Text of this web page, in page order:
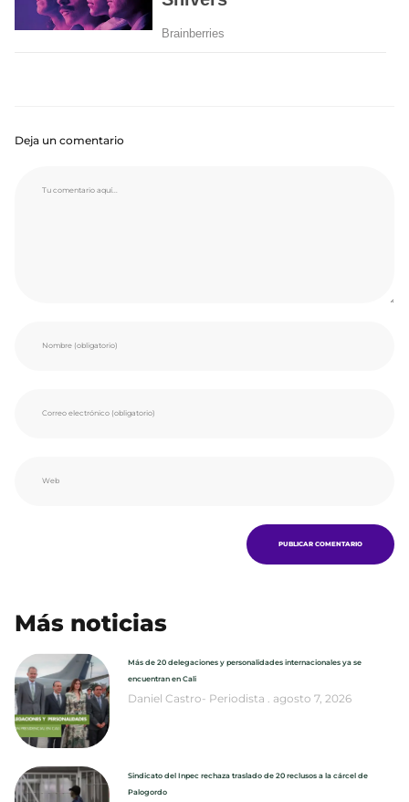
Deja un comentario
Más noticias
Más de 20 delegaciones y personalidades internacionales ya se
encuentran en Cali
Daniel Castro- Periodista agosto 7, 2026
Sindicato del Inpec rechaza traslado de 20 reclusos a la cárcel de
Palogordo